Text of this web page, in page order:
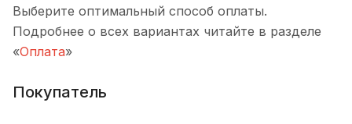
Выберите оптимальный способ оплаты.
Подробнее о всех вариантах читайте в разделе
«Оплата»
Покупатель